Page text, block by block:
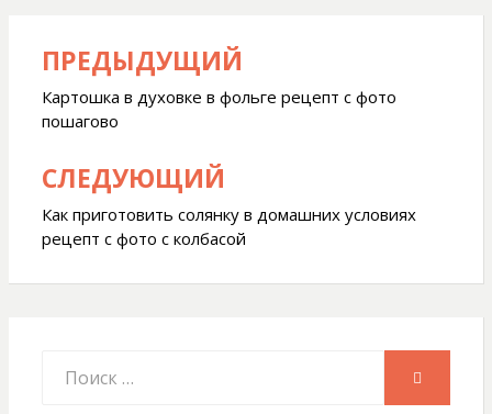
Навигация
по
записям
ПРЕДЫДУЩИЙ
Картошка в духовке в фольге рецепт с фото
пошагово
СЛЕДУЮЩИЙ
Как приготовить солянку в домашних условиях
рецепт с фото с колбасой